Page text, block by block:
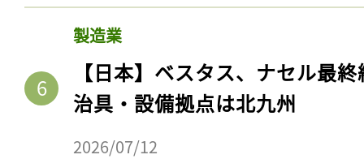
製造業
【日本】ベスタス、ナセル最
治具・設備拠点は北九州
2026/07/12